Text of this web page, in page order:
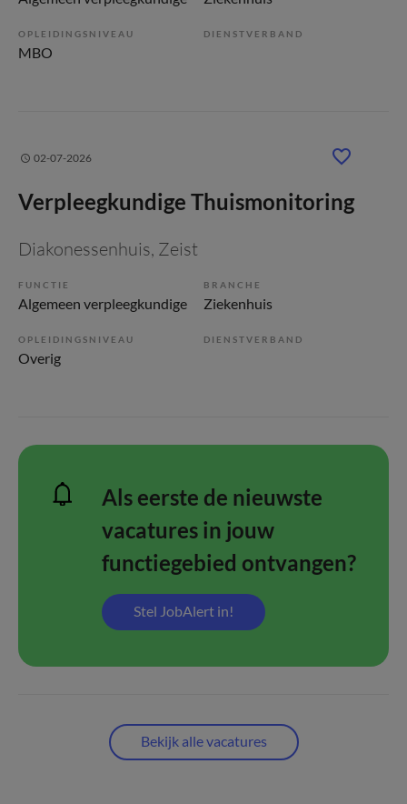
OPLEIDINGSNIVEAU
MBO
DIENSTVERBAND
02-07-2026
Verpleegkundige Thuismonitoring
Diakonessenhuis, Zeist
FUNCTIE
Algemeen verpleegkundige
BRANCHE
Ziekenhuis
OPLEIDINGSNIVEAU
Overig
DIENSTVERBAND
Als eerste de nieuwste
vacatures in jouw
functiegebied ontvangen?
Stel JobAlert in!
Bekijk alle vacatures